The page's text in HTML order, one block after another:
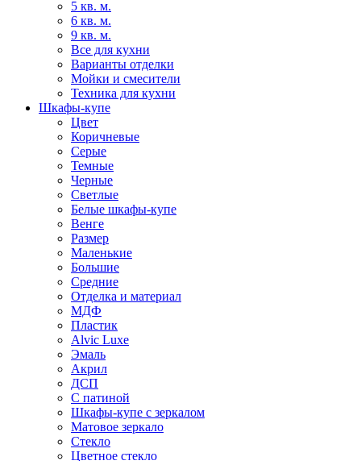
5 кв. м.
6 кв. м.
9 кв. м.
Все для кухни
Варианты отделки
Мойки и смесители
Техника для кухни
Шкафы-купе
Цвет
Коричневые
Серые
Темные
Черные
Светлые
Белые шкафы-купе
Венге
Размер
Маленькие
Большие
Средние
Отделка и материал
МДФ
Пластик
Alvic Luxe
Эмаль
Акрил
ДСП
С патиной
Шкафы-купе с зеркалом
Матовое зеркало
Стекло
Цветное стекло